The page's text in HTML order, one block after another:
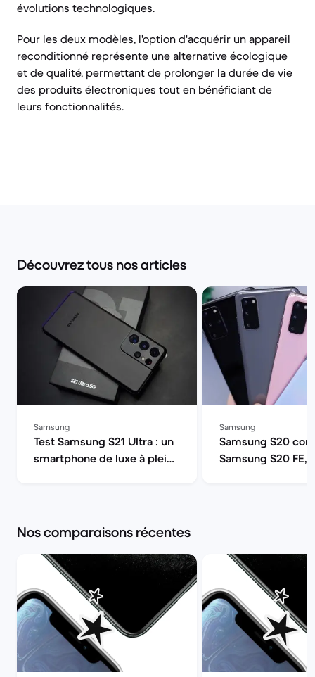
évolutions technologiques.
Pour les deux modèles, l'option d'acquérir un appareil
reconditionné représente une alternative écologique
et de qualité, permettant de prolonger la durée de vie
des produits électroniques tout en bénéficiant de
leurs fonctionnalités.
Découvrez tous nos articles
Samsung
Test Samsung S21 Ultra : un
smartphone de luxe à pleine
Samsung
Samsung S20
Samsung S20 FE,
Nos comparaisons récentes